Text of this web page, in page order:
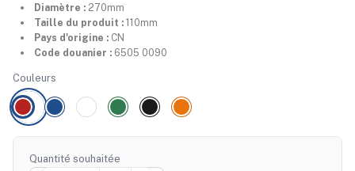
Diamètre :270mm
Taille du produit :110mm
Pays d'origine :CN
Code douanier :6505 0090
Couleurs
Quantité souhaitée